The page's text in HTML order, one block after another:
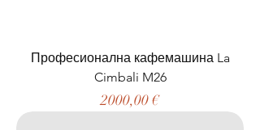
Професионална кафемашина La
Cimbali M26
Цена
2000,00 €